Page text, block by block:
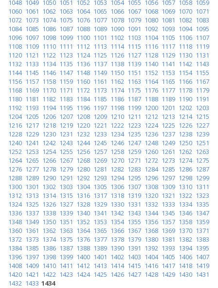
1048 1049 1050 1051 1052 1053 1054 1055 1056 1057 1058 1059
1060 1061 1062 1063 1064 1065 1066 1067 1068 1069 1070 1071
1072 1073 1074 1075 1076 1077 1078 1079 1080 1081 1082 1083
1084 1085 1086 1087 1088 1089 1090 1091 1092 1093 1094 1095
1096 1097 1098 1099 1100 1101 1102 1103 1104 1105 1106 1107
1108 1109 1110 1111 1112 1113 1114 1115 1116 1117 1118 1119
1120 1121 1122 1123 1124 1125 1126 1127 1128 1129 1130 1131
1132 1133 1134 1135 1136 1137 1138 1139 1140 1141 1142 1143
1144 1145 1146 1147 1148 1149 1150 1151 1152 1153 1154 1155
1156 1157 1158 1159 1160 1161 1162 1163 1164 1165 1166 1167
1168 1169 1170 1171 1172 1173 1174 1175 1176 1177 1178 1179
1180 1181 1182 1183 1184 1185 1186 1187 1188 1189 1190 1191
1192 1193 1194 1195 1196 1197 1198 1199 1200 1201 1202 1203
1204 1205 1206 1207 1208 1209 1210 1211 1212 1213 1214 1215
1216 1217 1218 1219 1220 1221 1222 1223 1224 1225 1226 1227
1228 1229 1230 1231 1232 1233 1234 1235 1236 1237 1238 1239
1240 1241 1242 1243 1244 1245 1246 1247 1248 1249 1250 1251
1252 1253 1254 1255 1256 1257 1258 1259 1260 1261 1262 1263
1264 1265 1266 1267 1268 1269 1270 1271 1272 1273 1274 1275
1276 1277 1278 1279 1280 1281 1282 1283 1284 1285 1286 1287
1288 1289 1290 1291 1292 1293 1294 1295 1296 1297 1298 1299
1300 1301 1302 1303 1304 1305 1306 1307 1308 1309 1310 1311
1312 1313 1314 1315 1316 1317 1318 1319 1320 1321 1322 1323
1324 1325 1326 1327 1328 1329 1330 1331 1332 1333 1334 1335
1336 1337 1338 1339 1340 1341 1342 1343 1344 1345 1346 1347
1348 1349 1350 1351 1352 1353 1354 1355 1356 1357 1358 1359
1360 1361 1362 1363 1364 1365 1366 1367 1368 1369 1370 1371
1372 1373 1374 1375 1376 1377 1378 1379 1380 1381 1382 1383
1384 1385 1386 1387 1388 1389 1390 1391 1392 1393 1394 1395
1396 1397 1398 1399 1400 1401 1402 1403 1404 1405 1406 1407
1408 1409 1410 1411 1412 1413 1414 1415 1416 1417 1418 1419
1420 1421 1422 1423 1424 1425 1426 1427 1428 1429 1430 1431
1432 1433 1434